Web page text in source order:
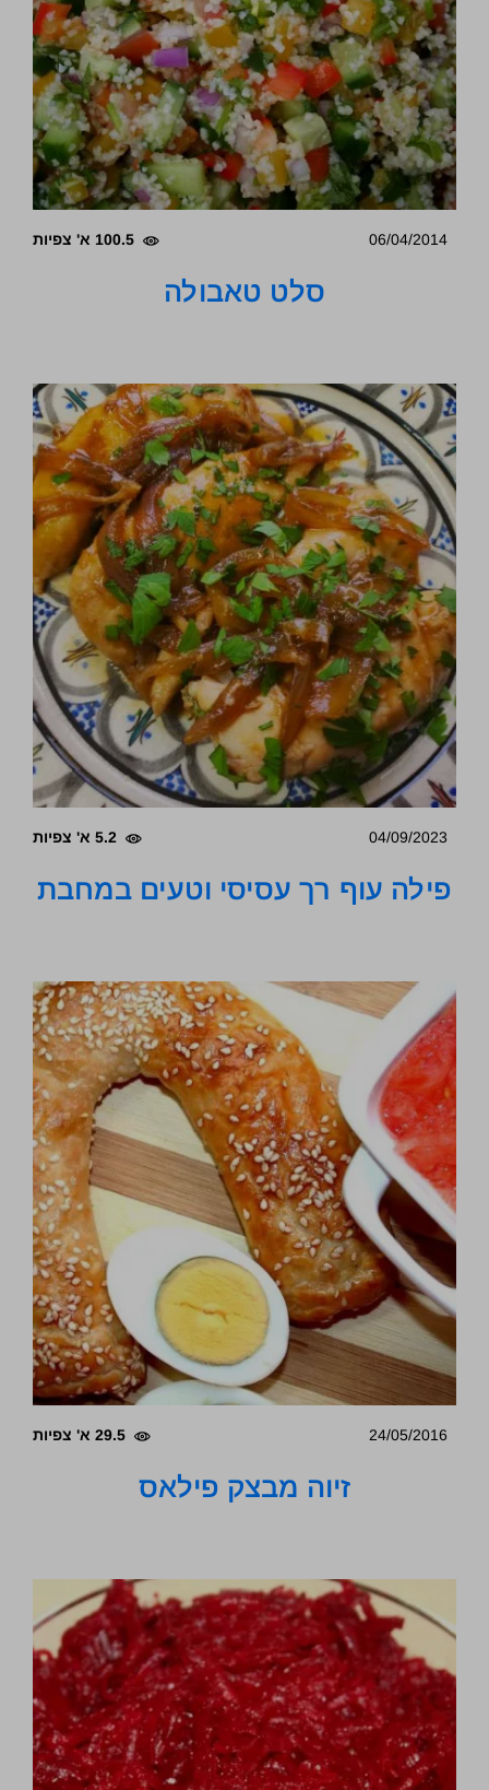
06/04/2014 100.5 א' צפיות
סלט טאבולה
04/09/2023 5.2 א' צפיות
פילה עוף רך עסיסי וטעים במחבת
24/05/2016 29.5 א' צפיות
זיוה מבצק פילאס